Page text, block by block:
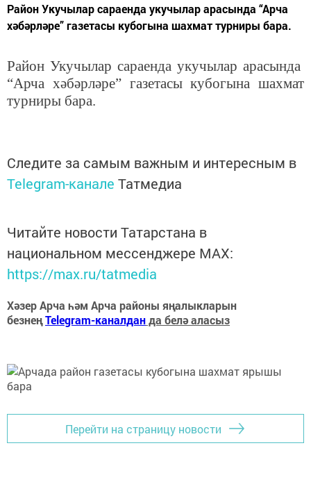
Район Укучылар сараенда укучылар арасында “Арча
хәбәрләре” газетасы кубогына шахмат турниры бара.
Район Укучылар сараенда укучылар арасында
“Арча хәбәрләре” газетасы кубогына шахмат
турниры бара.
Следите за самым важным и интересным в
Telegram-канале Татмедиа
Читайте новости Татарстана в
национальном мессенджере MАХ:
https://max.ru/tatmedia
Хәзер Арча һәм Арча районы яңалыкларын
безнеңTelegram-каналданда белә аласыз
Перейти на страницу новости